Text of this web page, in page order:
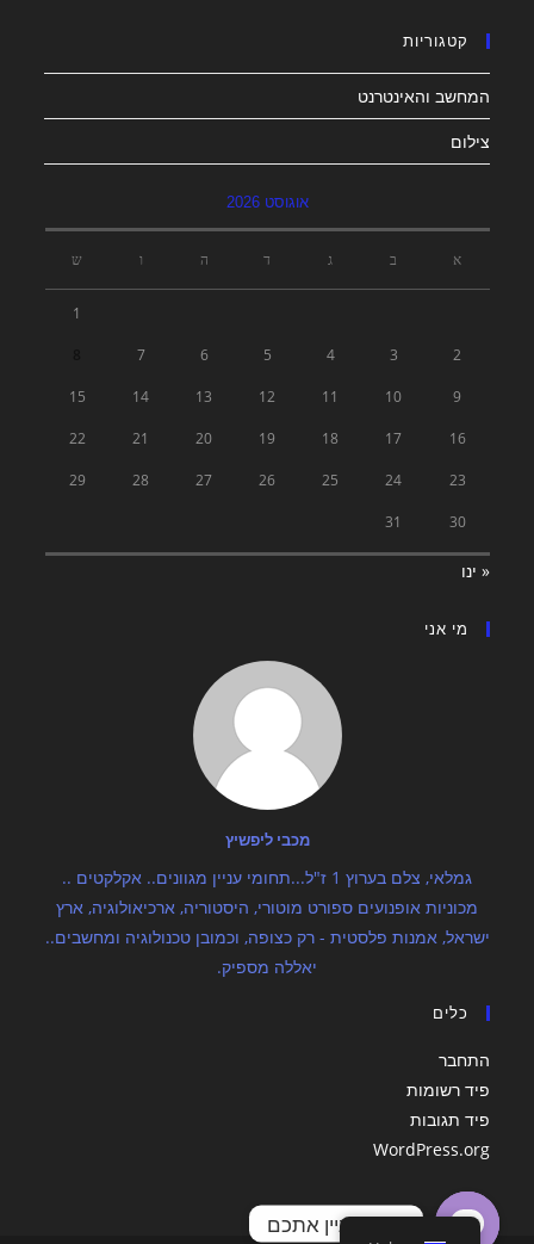
קטגוריות
המחשב והאינטרנט
צילום
אוגוסט 2026
א ב ג ד ה ו ש
1
2
3
4
5
6
7
9
10
11
12
13
14
15
16
17
18
19
20
21
22
23
24
25
26
27
28
29
30
31
« ינו
מי אני
מכבי ליפשיץ
גמלאי, צלם בערוץ 1 ז"ל...תחומי עניין מגוונים.. אקלקטים ..
מכוניות אופנועים ספורט מוטורי, היסטוריה, ארכיאולוגיה, ארץ
ישראל, אמנות פלסטית - רק כצופה, וכמובן טכנולוגיה ומחשבים..
יאללה מספיק.
כלים
התחבר
פיד רשומות
פיד תגובות
WordPress.org
מה מעניין אתכם